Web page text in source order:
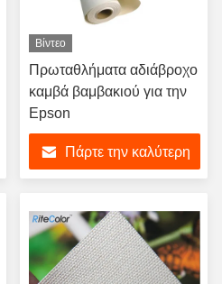
Βίντεο
Πρωταθλήματα αδιάβροχο
καμβά βαμβακιού για την
Epson
Πάρτε την καλύτερη